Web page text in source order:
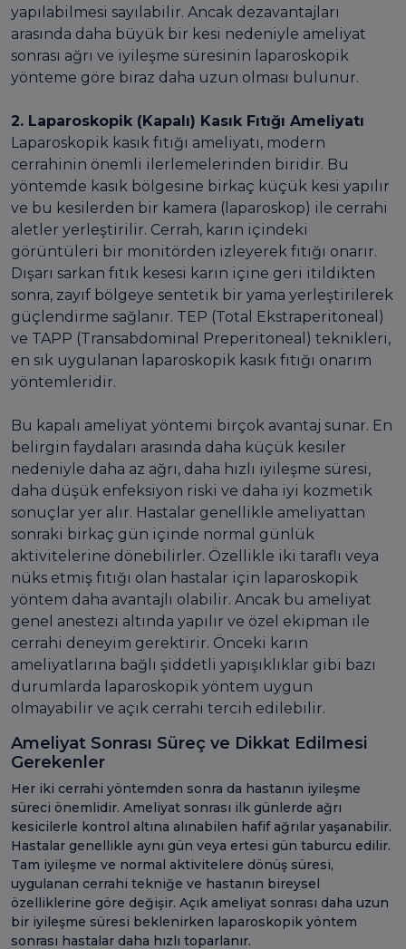
yapılabilmesi sayılabilir. Ancak dezavantajları
arasında daha büyük bir kesi nedeniyle ameliyat
sonrası ağrı ve iyileşme süresinin laparoskopik
yönteme göre biraz daha uzun olması bulunur.
2. Laparoskopik (Kapalı) Kasık Fıtığı Ameliyatı
Laparoskopik kasık fıtığı ameliyatı, modern
cerrahinin önemli ilerlemelerinden biridir. Bu
yöntemde kasık bölgesine birkaç küçük kesi yapılır
ve bu kesilerden bir kamera (laparoskop) ile cerrahi
aletler yerleştirilir. Cerrah, karın içindeki
görüntüleri bir monitörden izleyerek fıtığı onarır.
Dışarı sarkan fıtık kesesi karın içine geri itildikten
sonra, zayıf bölgeye sentetik bir yama yerleştirilerek
güçlendirme sağlanır. TEP (Total Ekstraperitoneal)
ve TAPP (Transabdominal Preperitoneal) teknikleri,
en sık uygulanan laparoskopik kasık fıtığı onarım
yöntemleridir.
Bu kapalı ameliyat yöntemi birçok avantaj sunar. En
belirgin faydaları arasında daha küçük kesiler
nedeniyle daha az ağrı, daha hızlı iyileşme süresi,
daha düşük enfeksiyon riski ve daha iyi kozmetik
sonuçlar yer alır. Hastalar genellikle ameliyattan
sonraki birkaç gün içinde normal günlük
aktivitelerine dönebilirler. Özellikle iki taraflı veya
nüks etmiş fıtığı olan hastalar için laparoskopik
yöntem daha avantajlı olabilir. Ancak bu ameliyat
genel anestezi altında yapılır ve özel ekipman ile
cerrahi deneyim gerektirir. Önceki karın
ameliyatlarına bağlı şiddetli yapışıklıklar gibi bazı
durumlarda laparoskopik yöntem uygun
olmayabilir ve açık cerrahi tercih edilebilir.
Ameliyat Sonrası Süreç ve Dikkat Edilmesi
Gerekenler
Her iki cerrahi yöntemden sonra da hastanın iyileşme
süreci önemlidir. Ameliyat sonrası ilk günlerde ağrı
kesicilerle kontrol altına alınabilen hafif ağrılar yaşanabilir.
Hastalar genellikle aynı gün veya ertesi gün taburcu edilir.
Tam iyileşme ve normal aktivitelere dönüş süresi,
uygulanan cerrahi tekniğe ve hastanın bireysel
özelliklerine göre değişir. Açık ameliyat sonrası daha uzun
bir iyileşme süresi beklenirken laparoskopik yöntem
sonrası hastalar daha hızlı toparlanır.